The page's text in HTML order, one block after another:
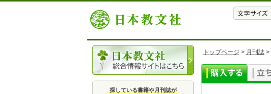
探している書籍や月刊誌が
トップページ > 月刊誌>